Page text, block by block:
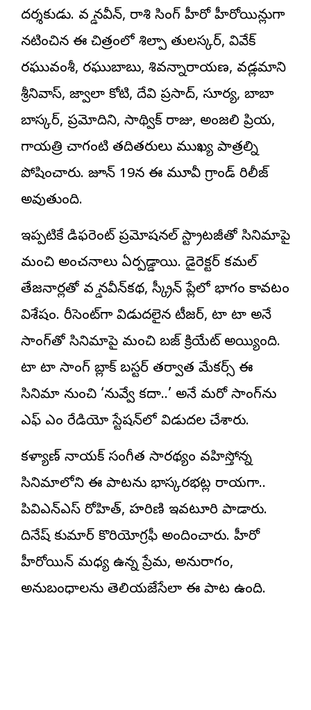
ద‌ర్శ‌కుడు. వడ్డే నవీన్‌, రాశి సింగ్ హీరో హీరోయిన్లుగా
న‌టించిన ఈ చిత్రంలో శిల్పా తులస్కర్, వివేక్
రఘువంశీ, రఘుబాబు, శివన్నారాయణ, వడ్లమాని
శ్రీనివాస్, జ్వాలా కోటి, దేవి ప్రసాద్, సూర్య, బాబా
బాస్కర్, ప్రమోదిని, సాథ్విక్ రాజు, అంజలి ప్రియ,
గాయత్రి చాగంటి తదితరులు ముఖ్య పాత్రల్ని
పోషించారు. జూన్ 19న ఈ మూవీ గ్రాండ్ రిలీజ్
అవుతుంది.
ఇప్ప‌టికే డిఫరెంట్ ప్రమోషనల్ స్ట్రాటజీతో సినిమాపై
మంచి అంచనాలు ఏర్ప‌డ్డాయి. డైరెక్ట‌ర్ క‌మ‌ల్
తేజ‌నార్ల‌తో వ‌డ్డే న‌వీన్‌క‌థ‌, స్క్రీన్ ప్లేలో భాగం కావ‌టం
విశేషం. రీసెంట్‌గా విడుద‌లైన టీజ‌ర్‌, టా టా అనే
సాంగ్‌తో సినిమాపై మంచి బ‌జ్ క్రియేట్ అయ్యింది.
టా టా సాంగ్ బ్లాక్ బ‌స్ట‌ర్ త‌ర్వాత మేక‌ర్స్ ఈ
సినిమా నుంచి ‘నువ్వే కదా..’ అనే మరో సాంగ్‌ను
ఎఫ్ ఎం రేడియో స్టేష‌న్‌లో విడుద‌ల చేశారు.
క‌ళ్యాణ్ నాయ‌క్ సంగీత సార‌థ్యం వ‌హిస్తోన్న
సినిమాలోని ఈ పాట‌ను భాస్క‌ర‌భ‌ట్ల రాయ‌గా..
పివిఎన్ఎస్ రోహిత్‌, హ‌రిణి ఇవ‌టూరి పాడారు.
దినేష్ కుమార్ కొరియోగ్ర‌ఫీ అందించారు. హీరో
హీరోయిన్ మ‌ధ్య ఉన్న ప్రేమ‌, అనురాగం,
అనుబంధాల‌ను తెలియ‌జేసేలా ఈ పాట ఉంది.